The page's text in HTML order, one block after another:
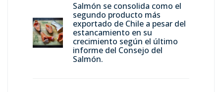
Salmón se consolida como el
segundo producto más
exportado de Chile a pesar del
estancamiento en su
crecimiento según el último
informe del Consejo del
Salmón.